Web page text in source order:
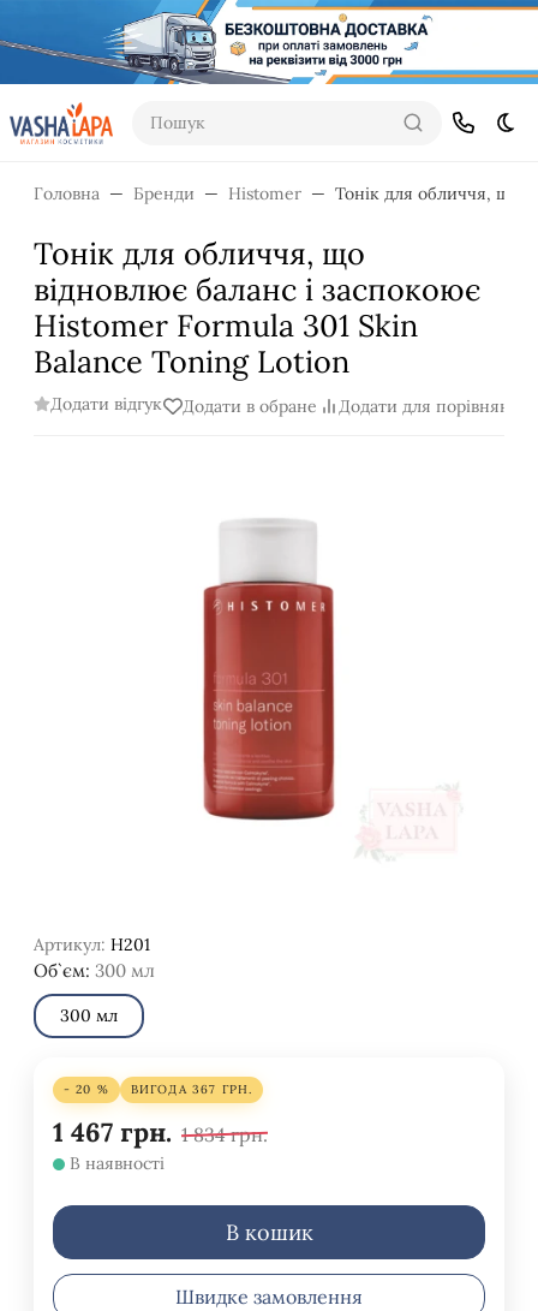
Пошук
Головна Бренди Histomer Тонік для обличчя, що
Тонік для обличчя, що
відновлює баланс і заспокоює
Histomer Formula 301 Skin
Balance Toning Lotion
Додати відгук Додати в обране Додати для порівняння
Артикул: H201
Об`єм: 300 мл
300 мл
- 20 % ВИГОДА 367 ГРН.
1 467 грн. 1 834 грн.
В наявності
В кошик
Швидке замовлення